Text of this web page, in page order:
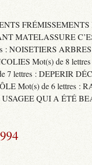
FRÉMISSEMENTS
MATELASSURE
: NOISETIERS
Mot(s) de 8
7 lettres : DEPERIR
Mot(s) de 6 lettres :
QUI A ÉTÉ